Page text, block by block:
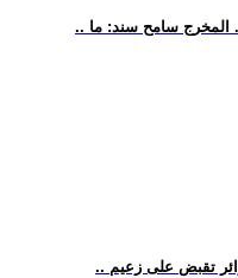
المخرج سامح سند: ما
تقبض على زعيم